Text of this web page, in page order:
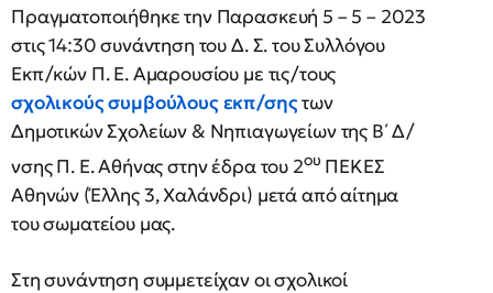
Πραγματοποιήθηκε την Παρασκευή 5 – 5 – 2023
στις 14:30 συνάντηση του Δ. Σ. του Συλλόγου
Εκπ/κών Π. Ε. Αμαρουσίου με τις/τους
σχολικούς συμβούλους εκπ/σηςτων
Δημοτικών Σχολείων & Νηπιαγωγείων της Β΄ Δ/
νσης Π. Ε. Αθήνας στην έδρα του 2ου ΠΕΚΕΣ
Αθηνών (Έλλης 3, Χαλάνδρι) μετά από αίτημα
του σωματείου μας.
Στη συνάντηση συμμετείχαν οι σχολικοί